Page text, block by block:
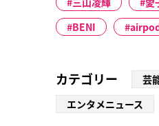
BENI
カテゴリー 芸
エンタメニュース